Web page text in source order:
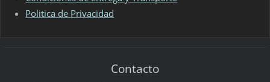
Politica de Privacidad
Contacto